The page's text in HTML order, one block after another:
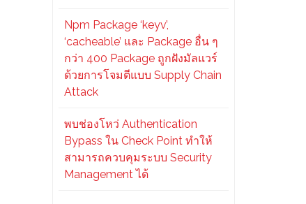
Npm Package ‘keyv’,
‘cacheable’ และ Package อื่น ๆ
กว่า 400 Package ถูกฝังมัลแวร์
ด้วยการโจมตีแบบ Supply Chain
Attack
พบช่องโหว่ Authentication
Bypass ใน Check Point ทำให้
สามารถควบคุมระบบ Security
Management ได้